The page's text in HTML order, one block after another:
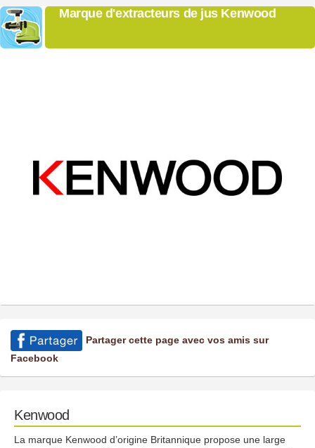
Marque d'extracteurs de jus Kenwood
Partager cette page avec vos amis sur
Facebook
Kenwood
La marque Kenwood d’origine Britannique propose une large